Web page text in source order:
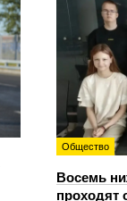
Общество
Восемь
проходят